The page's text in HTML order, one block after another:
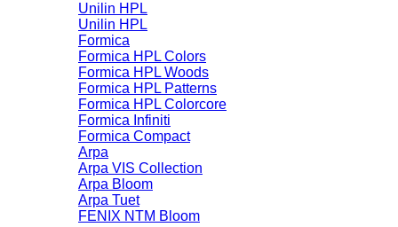
Unilin HPL
Unilin HPL
Formica
Formica HPL Colors
Formica HPL Woods
Formica HPL Patterns
Formica HPL Colorcore
Formica Infiniti
Formica Compact
Arpa
Arpa VIS Collection
Arpa Bloom
Arpa Tuet
FENIX NTM Bloom